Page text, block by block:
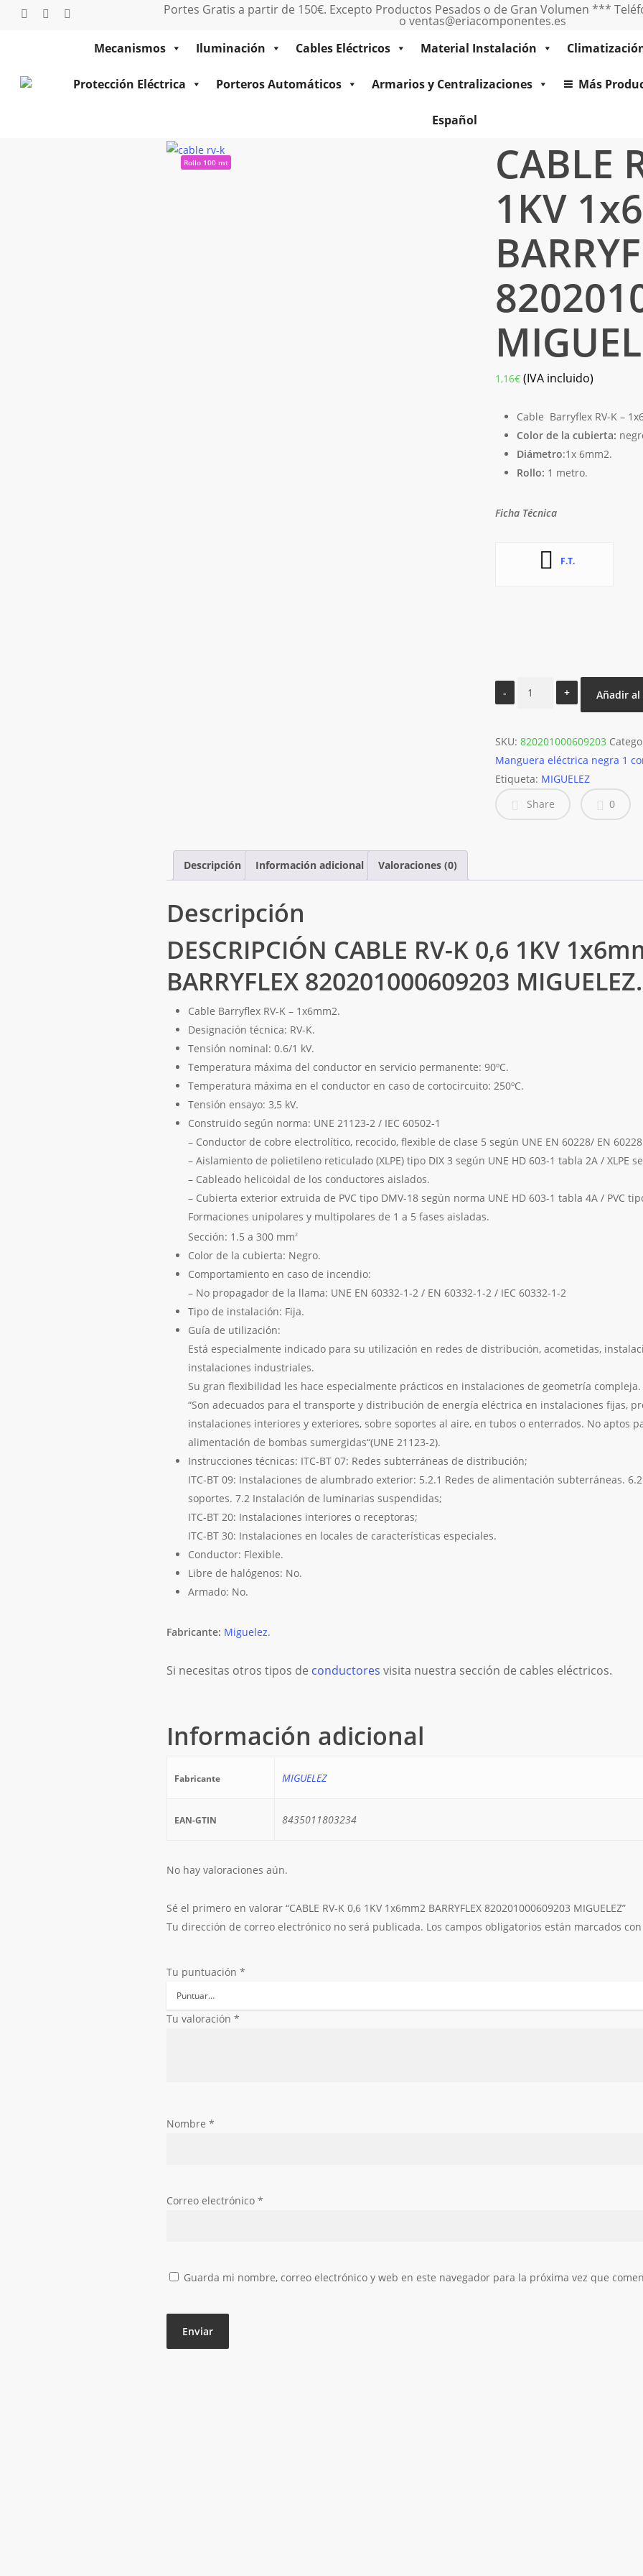
Saltartwitterfacebookinstagram Portes Gratis a partir de 150€. Excepto Productos Pesados o de Gran Volumen ***
o ventas@eriacomponentes.es
Mecanismos
Iluminación Cables Eléctricos Material Instalación
Protección Eléctrica Porteros Automáticos Armarios y Centralizaciones Más
Español
Rollo 100 mt
CABLE
1KV
1,16€ (IVA incluido)
Cable Barryflex RV-K –
Color de la cubierta:
Diámetro:1x 6mm2.
Rollo: 1 metro.
Ficha Técnica
F.T.
0,6
1KV
1x6mm2
BARRYFLEX
820201000609203
Añadir
SKU: 820201000609203
Manguera eléctrica negra 1
Etiqueta: MIGUELEZ
Share
0
Descripción Información adicional Valoraciones (0)
Descripción
DESCRIPCIÓN CABLE RV-K 0,6 1KV
BARRYFLEX 820201000609203 MIGUELEZ.
Cable Barryflex RV-K – 1x6mm2.
Designación técnica: RV-K.
Tensión nominal: 0.6/1 kV.
Temperatura máxima del conductor en servicio permanente: 90ºC.
Temperatura máxima en el conductor en caso de cortocircuito: 250ºC.
Tensión ensayo: 3,5 kV.
Construido según norma: UNE 21123-2 / IEC 60502-1
– Conductor de cobre electrolítico, recocido, flexible de clase 5 según UNE EN 60228/ EN
– Aislamiento de polietileno reticulado (XLPE) tipo DIX 3 según UNE HD 603-1 tabla 2A / XLPE
– Cableado helicoidal de los conductores aislados.
– Cubierta exterior extruida de PVC tipo DMV-18 según norma UNE HD 603-1 tabla 4A / PVC
Formaciones unipolares y multipolares de 1 a 5 fases aisladas.
Sección: 1.5 a 300 mm2
Color de la cubierta: Negro.
Comportamiento en caso de incendio:
– No propagador de la llama: UNE EN 60332-1-2 / EN 60332-1-2 / IEC 60332-1-2
Tipo de instalación: Fija.
Guía de utilización:
Está especialmente indicado para su utilización en redes de distribución, acometidas,
instalaciones industriales.
Su gran flexibilidad les hace especialmente prácticos en instalaciones de geometría compleja.
“Son adecuados para el transporte y distribución de energía eléctrica en instalaciones fijas,
instalaciones interiores y exteriores, sobre soportes al aire, en tubos o enterrados. No aptos
alimentación de bombas sumergidas“(UNE 21123-2).
Instrucciones técnicas: ITC-BT 07: Redes subterráneas de distribución;
ITC-BT 09: Instalaciones de alumbrado exterior: 5.2.1 Redes de alimentación subterráneas.
soportes. 7.2 Instalación de luminarias suspendidas;
ITC-BT 20: Instalaciones interiores o receptoras;
ITC-BT 30: Instalaciones en locales de características especiales.
Conductor: Flexible.
Libre de halógenos: No.
Armado: No.
Fabricante: Miguelez.
Si necesitas otros tipos de conductores visita nuestra sección de cables eléctricos.
Información adicional
Fabricante MIGUELEZ
EAN-GTIN 8435011803234
No hay valoraciones aún.
Sé el primero en valorar “CABLE RV-K 0,6 1KV 1x6mm2 BARRYFLEX 820201000609203 MIGUELEZ”
Tu dirección de correo electrónico no será publicada. Los campos obligatorios están marcados
Tu puntuación *
Tu valoración *
Nombre *
Correo electrónico *
Guarda mi nombre, correo electrónico y web en este navegador para la próxima vez que